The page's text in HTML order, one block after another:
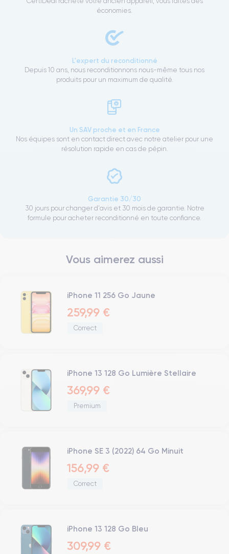
économies.
L'expert du reconditionné
Depuis 10 ans, nous reconditionnons nous-même tous nos
produits pour un maximum de qualité.
Un SAV proche et en France
Nos équipes sont en contact direct avec notre atelier pour une
résolution rapide en cas de pépin.
Garantie 30/30
30 jours pour changer d'avis et 30 mois de garantie. Notre
formule pour acheter reconditionné en toute confiance.
Vous aimerez aussi
iPhone 11 256 Go Jaune
259,99 €
Correct
iPhone 13 128 Go Lumière Stellaire
369,99 €
Premium
iPhone SE 3 (2022) 64 Go Minuit
156,99 €
Correct
iPhone 13 128 Go Bleu
309,99 €